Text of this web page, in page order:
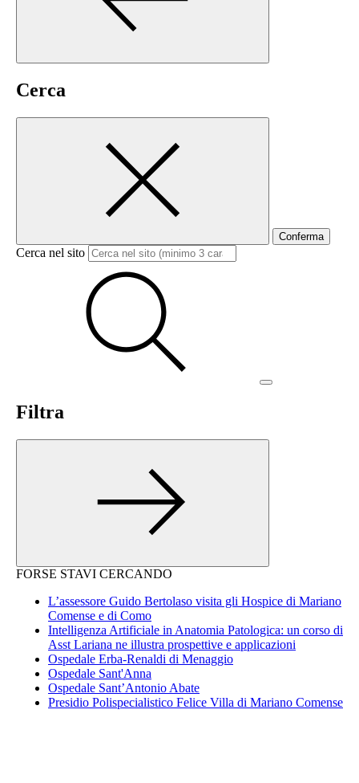
Cerca
Conferma
Cerca nel sito
Filtra
FORSE STAVI CERCANDO
L’assessore Guido Bertolaso visita gli Hospice di Mariano
Comense e di Como
Intelligenza Artificiale in Anatomia Patologica: un corso di
Asst Lariana ne illustra prospettive e applicazioni
Ospedale Erba-Renaldi di Menaggio
Ospedale Sant'Anna
Ospedale Sant’Antonio Abate
Presidio Polispecialistico Felice Villa di Mariano Comense